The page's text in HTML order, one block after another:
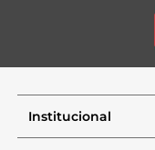
Institucional